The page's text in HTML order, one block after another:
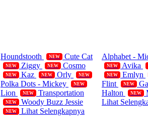
Houndstooth
NEW Cute Cat
NEW Ziggy NEW Cosmo
NEW Kaz NEW Orly NEW
Polka Dots - Mickey NEW
Lion NEW Transportation
NEW Woody Buzz Jessie
NEW Lihat Selengkapnya
Alphabet -
NEW Avika
NEW Emlyn
Flint NEW
Halton NEW
Lihat